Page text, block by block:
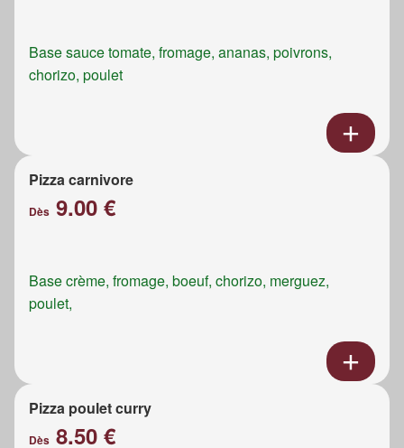
Base sauce tomate, fromage, ananas, poivrons,
chorizo, poulet
Pizza carnivore
Dès 9.00 €
Base crème, fromage, boeuf, chorizo, merguez,
poulet,
Pizza poulet curry
Dès 8.50 €